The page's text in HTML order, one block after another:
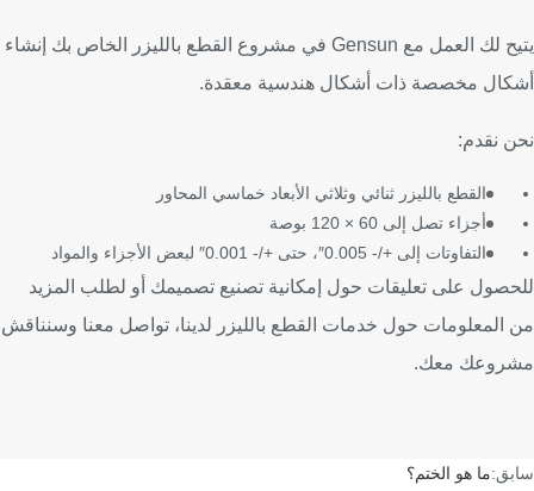
يتيح لك العمل مع Gensun في مشروع القطع بالليزر الخاص بك إنشاء
أشكال مخصصة ذات أشكال هندسية معقدة.
نحن نقدم:
القطع بالليزر ثنائي وثلاثي الأبعاد خماسي المحاور
أجزاء تصل إلى 60 × 120 بوصة
التفاوتات إلى +/- 0.005″، حتى +/- 0.001″ لبعض الأجزاء والمواد
للحصول على تعليقات حول إمكانية تصنيع تصميمك أو لطلب المزيد
من المعلومات حول خدمات القطع بالليزر لدينا، تواصل معنا وسنناقش
مشروعك معك.
سابق:ما هو الختم؟